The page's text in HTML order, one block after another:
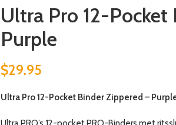
Ultra Pro 12-
Purple
$29.95
Ultra Pro 12-Pocket Binder Zippered –